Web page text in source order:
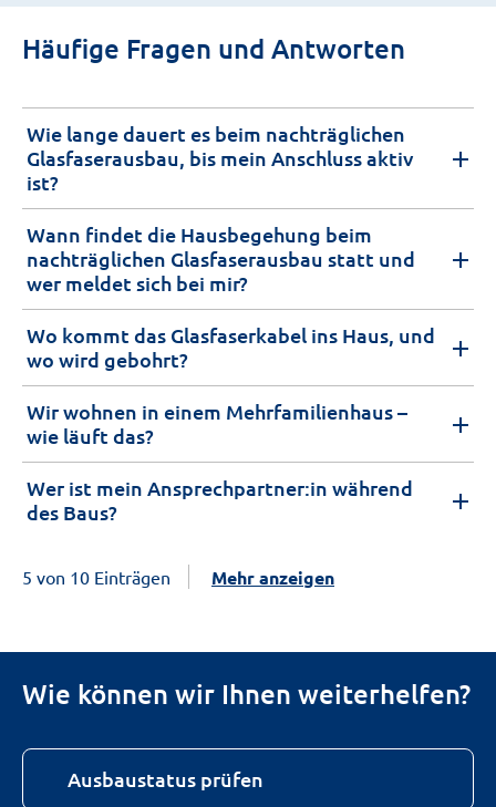
Häufige Fragen und Antworten
Wie lange dauert es beim nachträglichen
Glasfaserausbau, bis mein Anschluss aktiv
ist?
Wann findet die Hausbegehung beim
nachträglichen Glasfaserausbau statt und
wer meldet sich bei mir?
Wo kommt das Glasfaserkabel ins Haus, und
wo wird gebohrt?
Wir wohnen in einem Mehrfamilienhaus –
wie läuft das?
Wer ist mein Ansprechpartner:in während
des Baus?
5 von 10 Einträgen Mehr anzeigen
Wie können wir Ihnen weiterhelfen?
Ausbaustatus prüfen